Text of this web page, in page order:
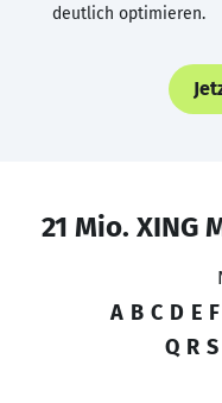
deutlich optimieren.
21 Mio. XING
A B C D E F
Q R S